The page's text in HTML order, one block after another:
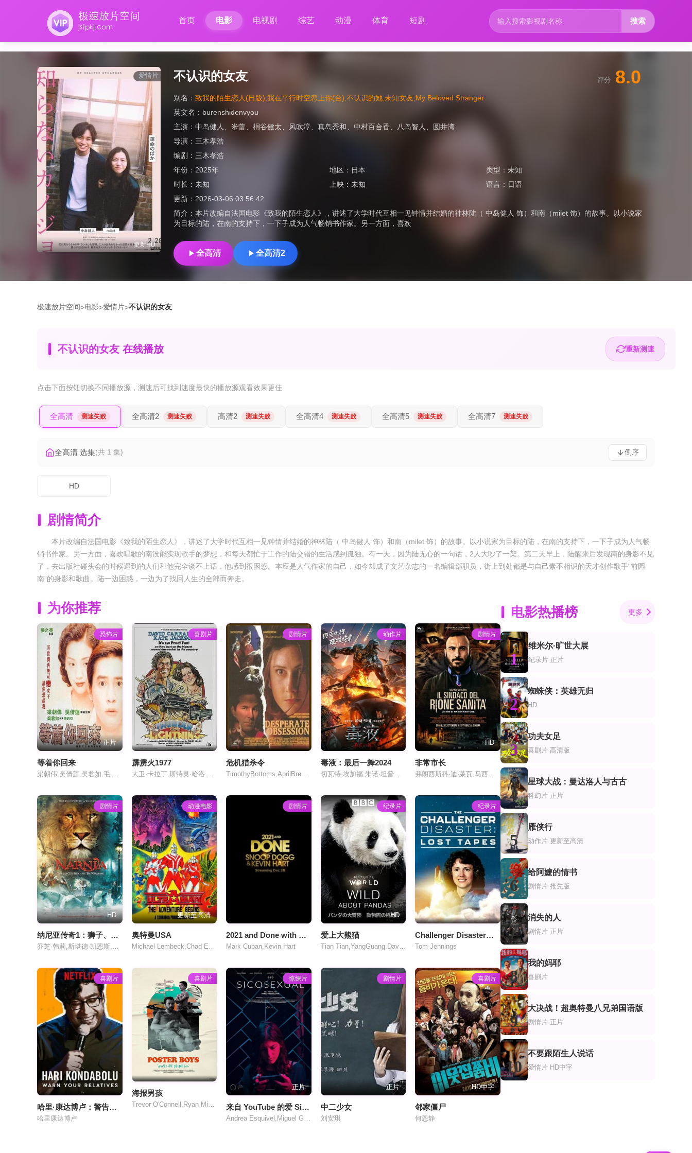
首页 电影 电视剧 综艺 动漫 体育 短剧 搜索
爱情片
更新HD
不认识的女友
别名： 致我的陌生恋人(日版),我在平行时空恋上你(台),不认识的她,未知女友,My Beloved Stranger
英文名： burenshidenvyou
主演： 中岛健人 米蕾 桐谷健太 风吹淳 真岛秀和 中村百合香 八岛智人
圆井湾
导演： 三木孝浩
编剧： 三木孝浩
年份： 2025年 地区： 日本 类型： 未知
时长： 未知 上映：未知 语言： 日语
更新： 2026-03-06 03:56:42
简介： 本片改编自法国电影《致我的陌生恋人》，讲述了大学时代互相一见钟情并结婚的神林陆（ 中岛健人 饰）和南（milet 饰）的故事。以小说家
为目标的陆，在南的支持下，一下子成为人气畅销书作家。另一方面，喜欢
评分 8.0
全高清 全高清2
极速放片空间>电影>爱情片>不认识的女友
不认识的女友 在线播放 重新测速
点击下面按钮切换不同播放源 ，测速后可找到速度最快的播放源观看效果更佳
全高清 测速失败 全高清2 测速失败 高清2 测速失败 全高清4 测速失败 全高清5 测速失败 全高清7 测速失败
全高清 选集(共 1 集) 倒序
HD
剧情简介
本片改编自法国电影《致我的陌生恋人》，讲述了大学时代互相一见钟情并结婚的神林陆（ 中岛健人 饰）和南（milet 饰）的故事。以小说家为目标的陆，在南的支持下，一下子成为人气畅
销书作家。另一方面，喜欢唱歌的南没能实现歌手的梦想，和每天都忙于工作的陆交错的生活感到孤独。有一天，因为陆无心的一句话，2人大吵了一架。第二天早上，陆醒来后发现南的身影不见
了，去出版社碰头会的时候遇到的人们和他完全谈不上话，他感到很困惑。本应是人气作家的自己，如今却成了文艺杂志的一名编辑部职员，街上到处都是与自己素不相识的天才创作歌手“前园
南”的身影和歌曲。陆一边困惑，一边为了找回人生的全部而奔走。
为你推荐
恐怖片
正片
等着你回来
梁朝伟,吴倩莲,吴君如,毛俊辉,张同祖,叶广俭,陈望华
喜剧片
霹雳火1977
大卫·卡拉丁,斯特灵·哈洛威,帕特里克克兰肖
剧情片
危机猎杀令
TimothyBottoms,AprilBreneman,DanaHargitay
动作片
毒液：最后一舞2024
切瓦特·埃加福,朱诺·坦普尔,瑞斯·伊凡斯,汤姆·哈迪,斯蒂芬·格拉汉姆
剧情片
HD
非常市长
弗朗西斯科·迪·莱瓦,马西米利亚诺·加洛,罗伯托·德·弗朗西斯科,阿德里亚诺·潘塔莱奥,Daniela Ioia,Ernesto Mahieux,朱塞佩·M·高迪诺,Salvatore Presutto,Gennaro Di Colandrea,Lucienne Perreca,Daniele Baselice,Domenico Esposito,Morena Di Leva,Armando De Giulio,Viviana Cangiano
剧情片
HD
纳尼亚传奇1：狮子、女巫和魔衣橱国语
动漫电影
更新至高清
奥特曼USA
剧情片
2021 and Done with Snoop Dogg Kevin Hart
Mark Cuban,Kevin Hart
纪录片
HD
爱上大熊猫
Tian Tian,YangGuang,David Tennant
纪录片
Challenger Disaster： Lost Tapes
Tom Jennings
喜剧片
哈里·康达博卢：警告你的亲戚
哈里康达博卢
喜剧片
海报男孩
惊悚片
正片
来自 YouTube 的爱 Sicosexual
Andrea Esquivel,Miguel González
剧情片
正片
中二少女
刘安琪
喜剧片
HD中字
邻家僵尸
何恩静
电影热播榜 更多
1
维米尔·旷世大展
纪录片 正片
2
蜘蛛侠：英雄无归
HD
3
功夫女足
喜剧片 高清版
4
星球大战：曼达洛人与古古
科幻片 正片
5
雁侠行
动作片 更新至高清
6
给阿嬷的情书
剧情片 抢先版
7
消失的人
剧情片 正片
8
我的妈耶
喜剧片
9
大决战！超奥特曼八兄弟国语版
剧情片 正片
10
不要跟陌生人说话
爱情片 HD中字